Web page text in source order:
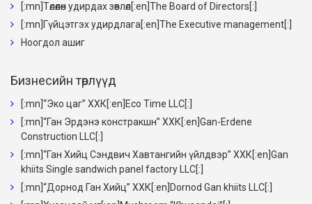
[:mn]Төлөөлөн удирдах зөвлөл[:en]The Board of Directors[:]
[:mn]Гүйцэтгэх удирдлага[:en]The Executive management[:]
Ноогдол ашиг
Бизнесийн төрлүүд
[:mn]“Эко цаг” ХХК[:en]Eco Time LLC[:]
[:mn]“Ган Эрдэнэ констракшн” ХХК[:en]Gan-Erdene
Construction LLC[:]
[:mn]“Ган Хийц Сэндвич Хавтангийн үйлдвэр” ХХК[:en]Gan
khiits Single sandwich panel factory LLC[:]
[:mn]“Дорнод Ган Хийц” ХХК[:en]Dornod Gan khiits LLC[:]